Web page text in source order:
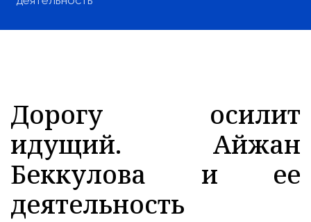
Дорогу осилит
идущий. Айжан
Беккулова и ее
деятельность